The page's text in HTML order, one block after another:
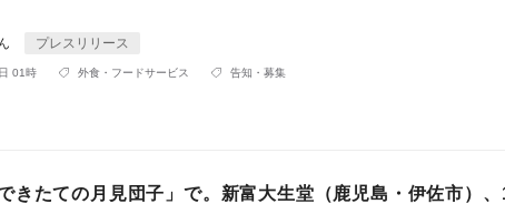
プレスリリース
01時 外食・フードサービス 告知・募集
きたての月見団子」で。新富大生堂（鹿児島・伊佐市）